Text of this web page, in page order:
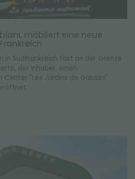
möbliert eine neue
in Südfrankreich fast an der Grenze
der Inhaber, einen
Center "Les Jardins de Gabiani"